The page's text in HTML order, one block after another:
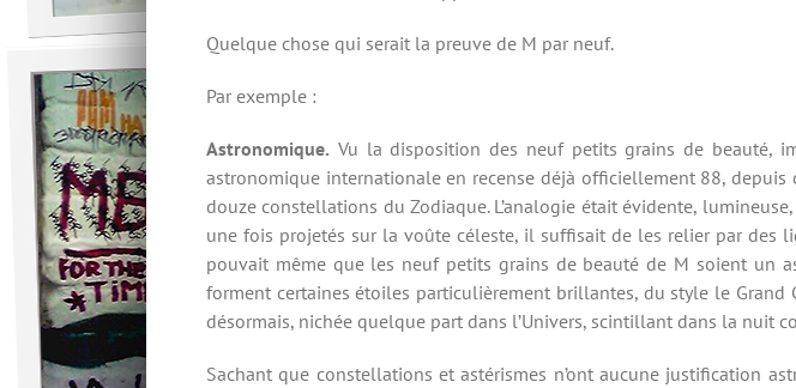
Quelque chose qui serait la preuve de M par neuf.
Par exemple :
Astronomique. Vu la disposition des neuf petits grains de beauté,
astronomique internationale en recense déjà officiellement 88, depuis
douze constellations du Zodiaque. L’analogie était évidente,
une fois projetés sur la voûte céleste, il suffisait de les relier par des
pouvait même que les neuf petits grains de beauté de M soient un
forment certaines étoiles particulièrement brillantes, du style le
désormais, nichée quelque part dans l’Univers, scintillant dans la nuit
Sachant que constellations et astérismes n’ont aucune justification